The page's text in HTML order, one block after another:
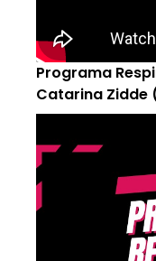
Programa
Catarina Zidde